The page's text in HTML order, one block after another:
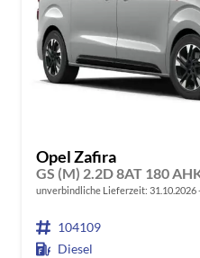
Opel Zafira
unverbindliche Lieferzeit: 31.10.2026
104109
Diesel